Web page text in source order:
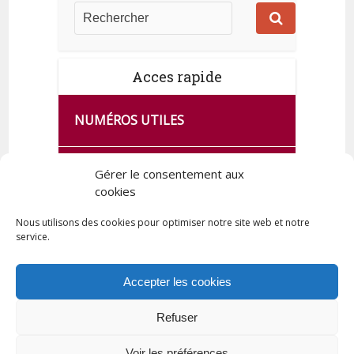
Gérer le consentement aux
cookies
Nous utilisons des cookies pour optimiser notre site web et notre
service.
Accepter les cookies
Refuser
Acces rapide
NUMÉROS UTILES
CA SE PASSE À FRANCE SERVICES
DE QUINGEY
Tous droits réservés © 2023 Commune de Quingey / Création -